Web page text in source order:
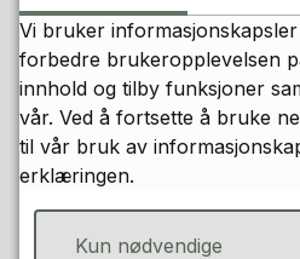
Utgangspunktet er at all
basert på elevens behov.
føre til at eleven får fordeler
ikke får en særskilt tilrettelagt
Tilretteleggingen kan heller
at eleven ikke prøves i
Læreplanverket i
Dersom kompetansemålene
Vi bruker
forbedre brukeropplevelsen
innhold og tilby funksjoner
vår. Ved å fortsette å bruke
til vår bruk av
erklæringen.
Kun nødvendige